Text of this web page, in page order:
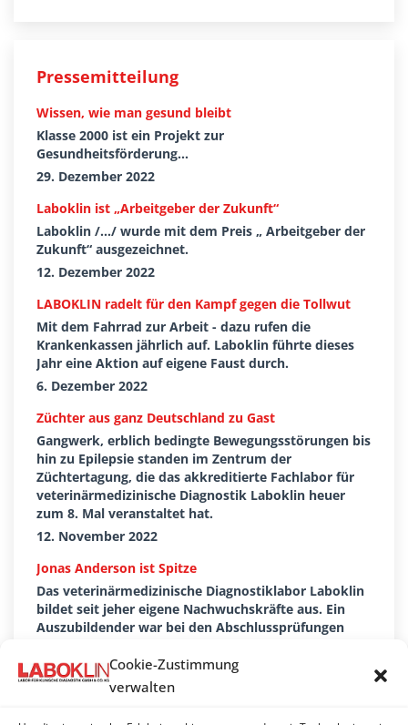
Cookie-Zustimmung
verwalten
Pressemitteilung
Wissen, wie man gesund bleibt
Klasse 2000 ist ein Projekt zur
Gesundheitsförderung...
29. Dezember 2022
Laboklin ist „Arbeitgeber der Zukunft“
Laboklin /.../ wurde mit dem Preis „ Arbeitgeber der
Zukunft“ ausgezeichnet.
12. Dezember 2022
LABOKLIN radelt für den Kampf gegen die Tollwut
Mit dem Fahrrad zur Arbeit - dazu rufen die
Krankenkassen jährlich auf. Laboklin führte dieses
Jahr eine Aktion auf eigene Faust durch.
6. Dezember 2022
Züchter aus ganz Deutschland zu Gast
Gangwerk, erblich bedingte Bewegungsstörungen bis
hin zu Epilepsie standen im Zentrum der
Züchtertagung, die das akkreditierte Fachlabor für
veterinärmedizinische Diagnostik Laboklin heuer
zum 8. Mal veranstaltet hat.
12. November 2022
Jonas Anderson ist Spitze
Das veterinärmedizinische Diagnostiklabor Laboklin
bildet seit jeher eigene Nachwuchskräfte aus. Ein
Auszubildender war bei den Abschlussprüfungen
beeindruckendes Prüfungsergebnis
19. Oktober 2022